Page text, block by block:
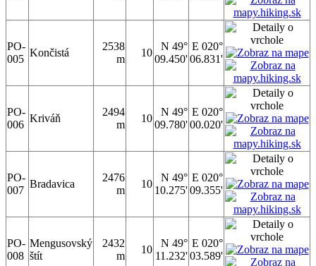
PO-
005
Končistá
2538
m
10
N 49°
09.450'
E 020°
06.831'
PO-
006
Kriváň
2494
m
10
N 49°
09.780'
E 020°
00.020'
PO-
007
Bradavica
2476
m
10
N 49°
10.275'
E 020°
09.355'
PO-
008
Mengusovský
štít
2432
m
10
N 49°
11.232'
E 020°
03.589'